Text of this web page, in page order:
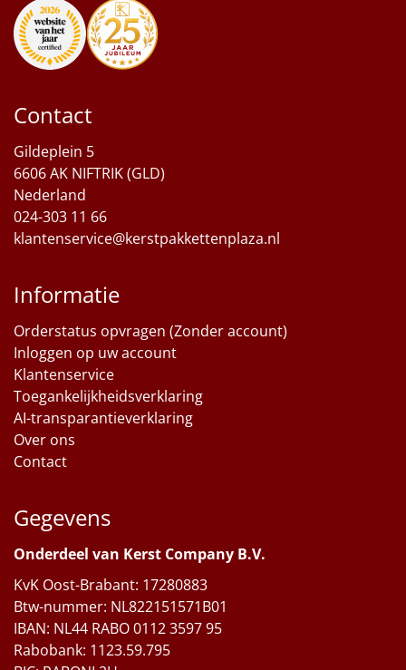
Contact
Gildeplein 5
6606 AK NIFTRIK (GLD)
Nederland
024-303 11 66
klantenservice@kerstpakkettenplaza.nl
Informatie
Orderstatus opvragen (Zonder account)
Inloggen op uw account
Klantenservice
Toegankelijkheidsverklaring
AI-transparantieverklaring
Over ons
Contact
Gegevens
Onderdeel van Kerst Company B.V.
KvK Oost-Brabant: 17280883
Btw-nummer: NL822151571B01
IBAN: NL44 RABO 0112 3597 95
Rabobank: 1123.59.795